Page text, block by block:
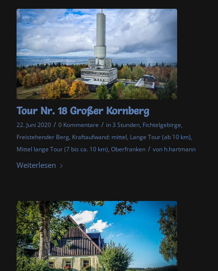
Tour Nr. 18 Großer Kornberg
22. Juni 2020 / 0 Kommentare / in3 Stunden, Fichtelgebirge,
Freistehender Berg, Kraftaufwand: mittel, Lange Tour (ab 10 km),
Mittel lange Tour (7 bis ca. 10 km), Oberfranken / von h.hartmann
Weiterlesen